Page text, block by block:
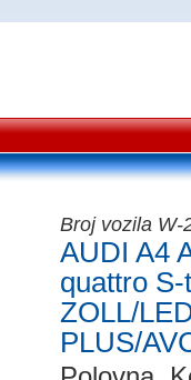
Broj vozila W-
AUDI A4
quattro
ZOLL/
PLUS/